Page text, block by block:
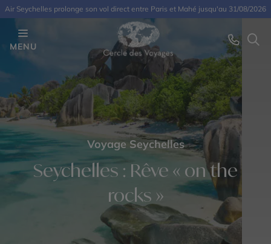
Air Seychelles prolonge son vol direct entre Paris et Mahé jusqu'au 31/08/2026
MENU
Voyage Seychelles
Seychelles : Rêve « on the
rocks »